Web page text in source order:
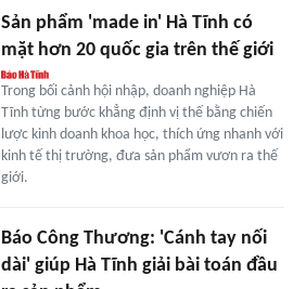
Sản phẩm 'made in' Hà Tĩnh có
mặt hơn 20 quốc gia trên thế giới
Trong bối cảnh hội nhập, doanh nghiệp Hà
Tĩnh từng bước khẳng định vị thế bằng chiến
lược kinh doanh khoa học, thích ứng nhanh với
kinh tế thị trường, đưa sản phẩm vươn ra thế
giới.
Báo Công Thương: 'Cánh tay nối
dài' giúp Hà Tĩnh giải bài toán đầu